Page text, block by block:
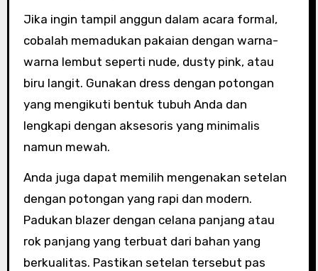
Jika ingin tampil anggun dalam acara formal,
cobalah memadukan pakaian dengan warna-
warna lembut seperti nude, dusty pink, atau
biru langit. Gunakan dress dengan potongan
yang mengikuti bentuk tubuh Anda dan
lengkapi dengan aksesoris yang minimalis
namun mewah.
Anda juga dapat memilih mengenakan setelan
dengan potongan yang rapi dan modern.
Padukan blazer dengan celana panjang atau
rok panjang yang terbuat dari bahan yang
berkualitas. Pastikan setelan tersebut pas